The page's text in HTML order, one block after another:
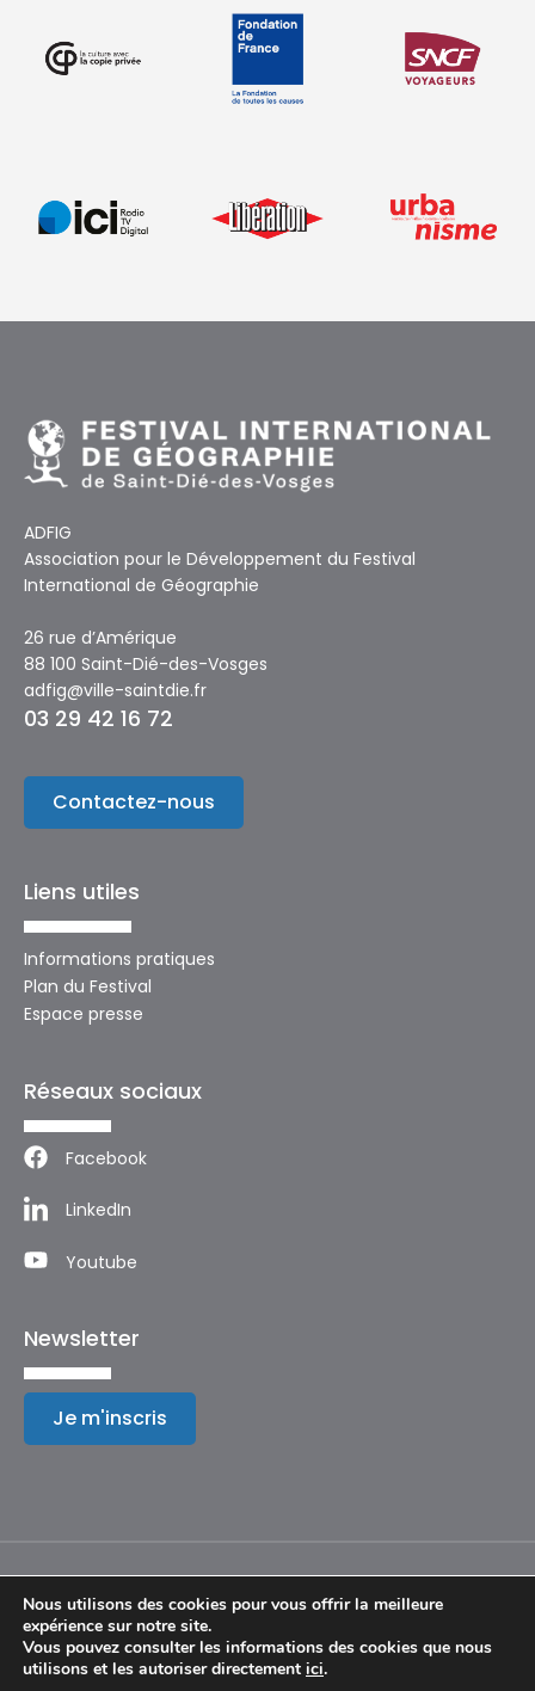
ADFIG
Association pour le Développement du Festival
International de Géographie
26 rue d’Amérique
88 100 Saint-Dié-des-Vosges
adfig@ville-saintdie.fr
03 29 42 16 72
Contactez-nous
Liens utiles
Informations pratiques
Plan du Festival
Espace presse
Réseaux sociaux
Facebook
LinkedIn
Youtube
Newsletter
Je m'inscris
Mentions légales
Nous utilisons des cookies pour vous offrir la meilleure
expérience sur notre site.
Vous pouvez consulter les informations des cookies que nous
utilisons et les autoriser directement ici.